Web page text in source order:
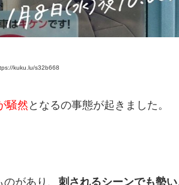
kuku.lu/s32b668
騒然となるの事態が起きました。
があり、 刺されるシーンでも勢